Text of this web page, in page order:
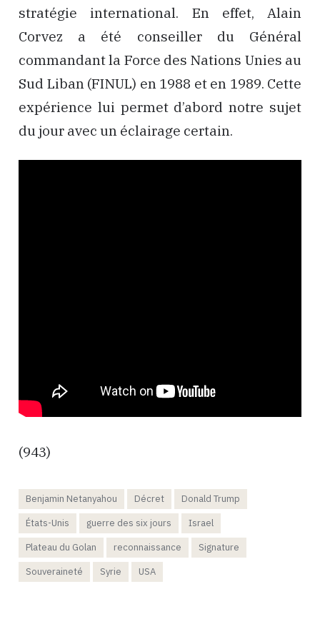
stratégie international. En effet, Alain
Corvez a été conseiller du Général
commandant la Force des Nations Unies au
Sud Liban (FINUL) en 1988 et en 1989. Cette
expérience lui permet d’abord notre sujet
du jour avec un éclairage certain.
(943)
Benjamin Netanyahou Décret
Donald Trump
États-Unis
guerre des six jours
Israel
Plateau du Golan
reconnaissance
Signature
Souveraineté
Syrie USA